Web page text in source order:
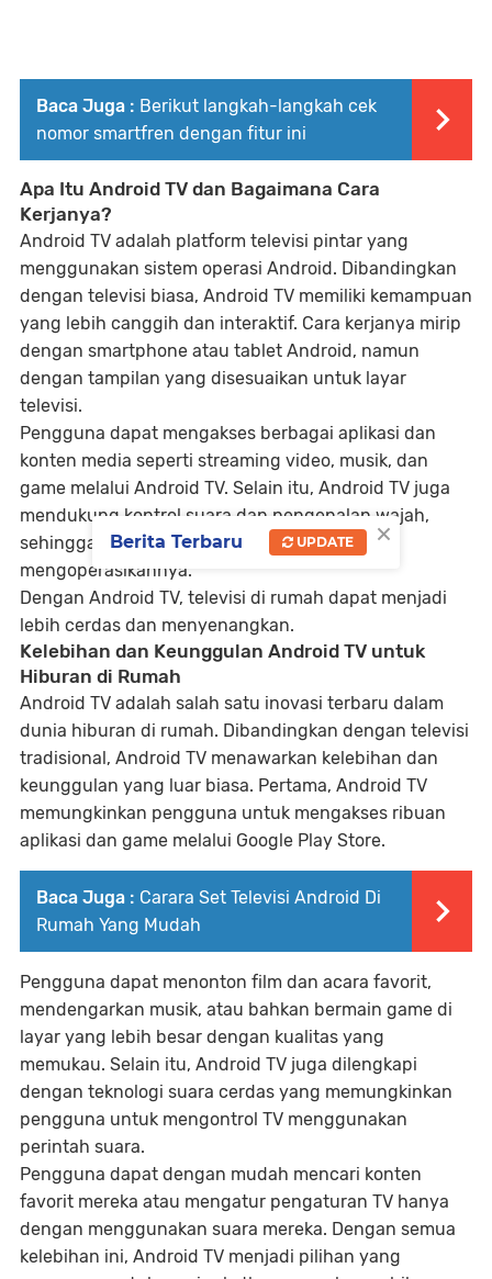
Baca Juga : Berikut langkah-langkah cek
nomor smartfren dengan fitur ini
Apa Itu Android TV dan Bagaimana Cara
Kerjanya?
Android TV adalah platform televisi pintar yang
menggunakan sistem operasi Android. Dibandingkan
dengan televisi biasa, Android TV memiliki kemampuan
yang lebih canggih dan interaktif. Cara kerjanya mirip
dengan smartphone atau tablet Android, namun
dengan tampilan yang disesuaikan untuk layar
televisi.
Pengguna dapat mengakses berbagai aplikasi dan
konten media seperti streaming video, musik, dan
game melalui Android TV. Selain itu, Android TV juga
mendukung kontrol suara dan pengenalan wajah,
sehingga memudahkan pengguna dalam
mengoperasikannya.
Dengan Android TV, televisi di rumah dapat menjadi
lebih cerdas dan menyenangkan.
Kelebihan dan Keunggulan Android TV untuk
Hiburan di Rumah
Android TV adalah salah satu inovasi terbaru dalam
dunia hiburan di rumah. Dibandingkan dengan televisi
tradisional, Android TV menawarkan kelebihan dan
keunggulan yang luar biasa. Pertama, Android TV
memungkinkan pengguna untuk mengakses ribuan
aplikasi dan game melalui Google Play Store.
Baca Juga : Carara Set Televisi Android Di
Rumah Yang Mudah
Pengguna dapat menonton film dan acara favorit,
mendengarkan musik, atau bahkan bermain game di
layar yang lebih besar dengan kualitas yang
memukau. Selain itu, Android TV juga dilengkapi
dengan teknologi suara cerdas yang memungkinkan
pengguna untuk mengontrol TV menggunakan
perintah suara.
Pengguna dapat dengan mudah mencari konten
favorit mereka atau mengatur pengaturan TV hanya
dengan menggunakan suara mereka. Dengan semua
kelebihan ini, Android TV menjadi pilihan yang
×
Berita Terbaru UPDATE